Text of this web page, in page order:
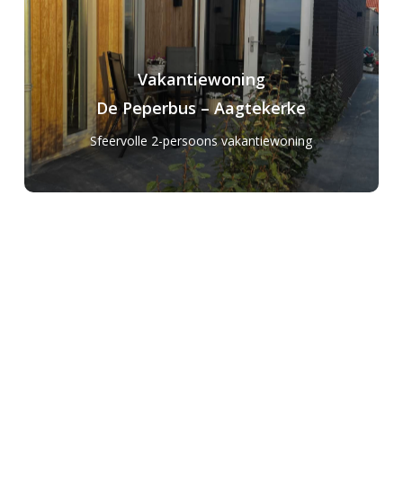
Vakantiewoning
De Peperbus – Aagtekerke
Sfeervolle 2-persoons vakantiewoning